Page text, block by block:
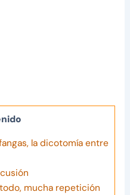
la dicotomía entre
mucha repetición